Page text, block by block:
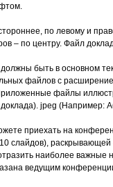
по левому и
– по центру. Файл
быть в основном
файлов с
файлы
jpeg (Например:
приехать на
слайдов),
наиболее важные
ведущим